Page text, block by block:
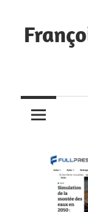
to
content